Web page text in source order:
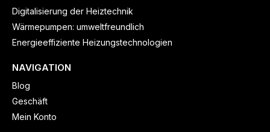
Digitalisierung der Heiztechnik
Wärmepumpen: umweltfreundlich
Energieeffiziente Heizungstechnologien
NAVIGATION
Blog
Geschäft
Mein Konto